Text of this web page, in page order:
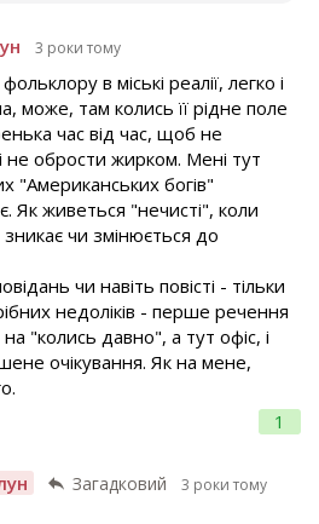
3 роки тому
1
в міські реалії, легко і
може, там колись її рідне поле
час від час, щоб не
не обрости жирком. Мені тут
богів"
Як живеться "нечисті", коли
чи змінюється до
чи навіть повісті - тільки
недоліків - перше речення
"колись давно", а тут офіс, і
очікування. Як на мене,
Загадковий 3 роки тому